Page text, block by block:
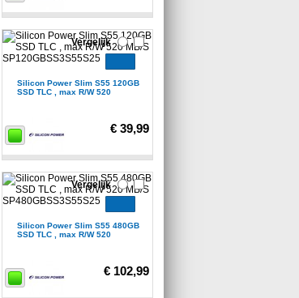
Silicon Power Slim S55 120GB
SSD TLC , max R/W 520
€ 39,99
Vergelijk
Silicon Power Slim S55 480GB
SSD TLC , max R/W 520
€ 102,99
Vergelijk